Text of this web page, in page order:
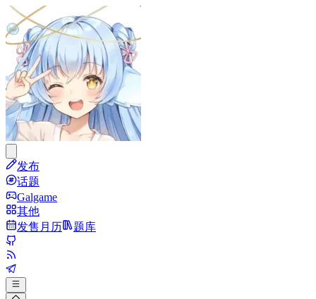
发布
话题
Galgame
其他
发售月历
题库